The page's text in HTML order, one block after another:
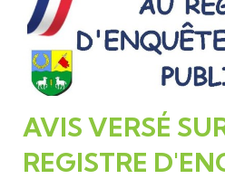
AVIS VERSÉ
REGISTRE